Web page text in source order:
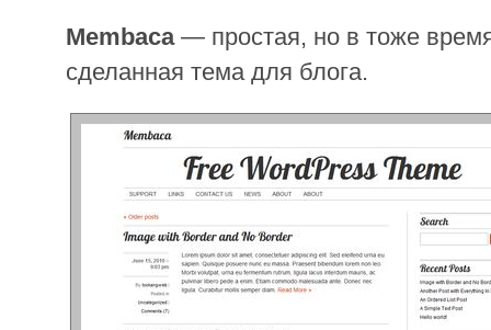
Membaca— простая, но в тоже
сделанная тема для блога.